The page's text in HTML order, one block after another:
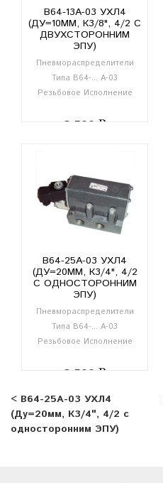
В64-13А-03 УХЛ4
(ДУ=10ММ, К3/8", 4/2 С
ДВУХСТОРОННИМ
ЭПУ)
Пневмораспределители
Типа В64-... А-03
Резьбовое Исполнение
3 500
В64-25А-03 УХЛ4
(ДУ=20ММ, К3/4", 4/2
С ОДНОСТОРОННИМ
ЭПУ)
Пневмораспределители
Типа В64-... А-03
Резьбовое Исполнение
3 500
< В64-25А-03 УХЛ4
(Ду=20мм, К3/4", 4/2 с
односторонним ЭПУ)